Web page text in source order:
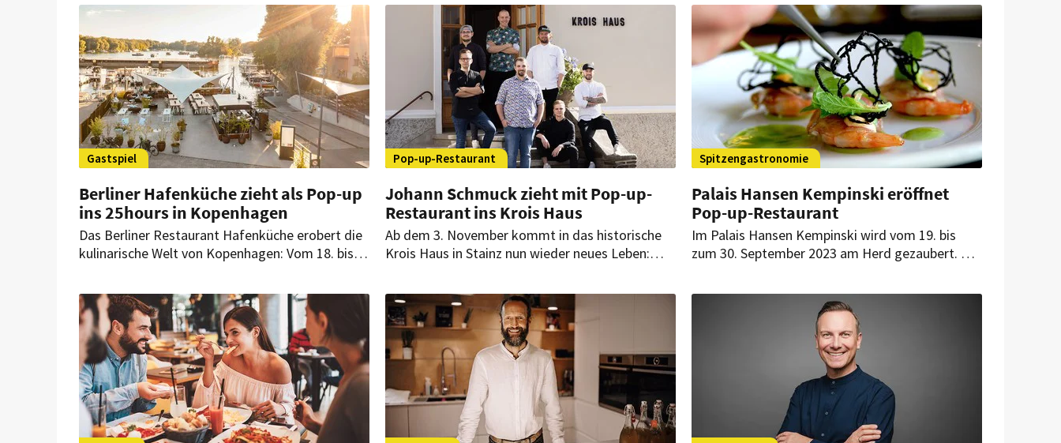
Gastspiel
Berliner Hafenküche zieht als Pop-up
ins 25hours in Kopenhagen
Das Berliner Restaurant Hafenküche erobert die
kulinarische Welt von Kopenhagen: Vom 18. bis
Hotel in Kopenhagen und bringt mit kreativen,
innovativen Food-Ideen Berlin in die dänische
Hauptstadt.
Pop-up-Restaurant
Johann Schmuck zieht mit Pop-up-
Restaurant ins Krois Haus
Ab dem 3. November kommt in das historische
Krois Haus in Stainz nun wieder neues Leben:
seinem Team für einen Monat in die
altehrwürdigen Gemäuer ein.
Spitzengastronomie
Palais Hansen Kempinski eröffnet
Pop-up-Restaurant
Im Palais Hansen Kempinski wird vom 19. bis
zum 30. September 2023 am Herd gezaubert. Die
Kortmann begeistern im Pop-up-Restaurant mit
euro-asiatischer Küche auf Sterneniveau.